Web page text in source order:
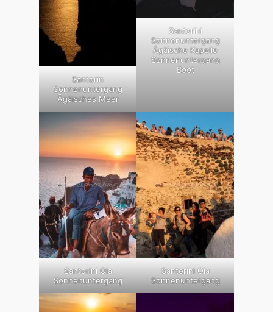
Santorin
Sonnenuntergang
Ägäisches Meer
Santorini
Sonnenuntergang
Ägäische Kapelle
Sonnenuntergang
Boot
Santorini Oia
Sonnenuntergang
Santorini Oia
Sonnenuntergang